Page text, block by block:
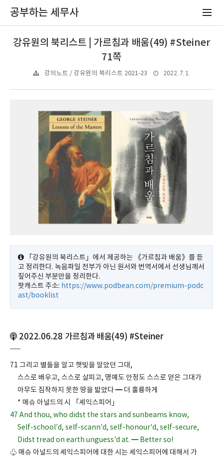
공부하는 세무사
강유원의 북리스트 | 가르침과 배움(49) #Steiner
71쪽
강의노트 / 강유원의 북리스트 2021-23 2022. 7. 1.
「강유원의 북리스트」에서 제공하는 《가르침과 배움》를 듣
고 정리한다. 녹음파일 전부가 아닌 원서와 번역서에서 선생님께서
짚어주신 부분만을 정리한다.
팟캐스트 주소: https://www.podbean.com/premium-podc
ast/booklist
2022.06.28 가르침과 배움(49) #Steiner
71 그리고 별들을 알고 햇빛을 알았던 그대,
스스로 배우고, 스스로 살피고, 명예도 안정도 스스로 얻은 그대가
아무도 짐작하지 못한 땅을 밟았다 ━ 더 훌륭하게
* 매슈 아널드의 시 「셰익스피어」
47 And thou, who didst the stars and sunbeams know,
Self-school'd, self-scann'd, self-honour'd, self-secure,
Didst tread on earth unguess'd at. ━ Better so!
♧ 매슈 아널드의 셰익스피어에 대한 시는 셰익스피어에 대해서 가